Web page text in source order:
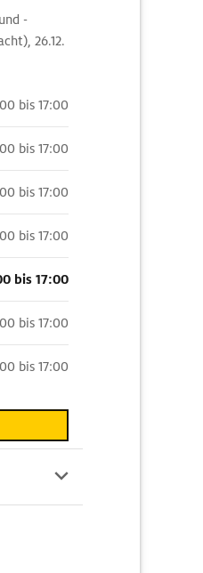
-
26.12.
bis 17:00
bis 17:00
bis 17:00
bis 17:00
bis 17:00
bis 17:00
bis 17:00